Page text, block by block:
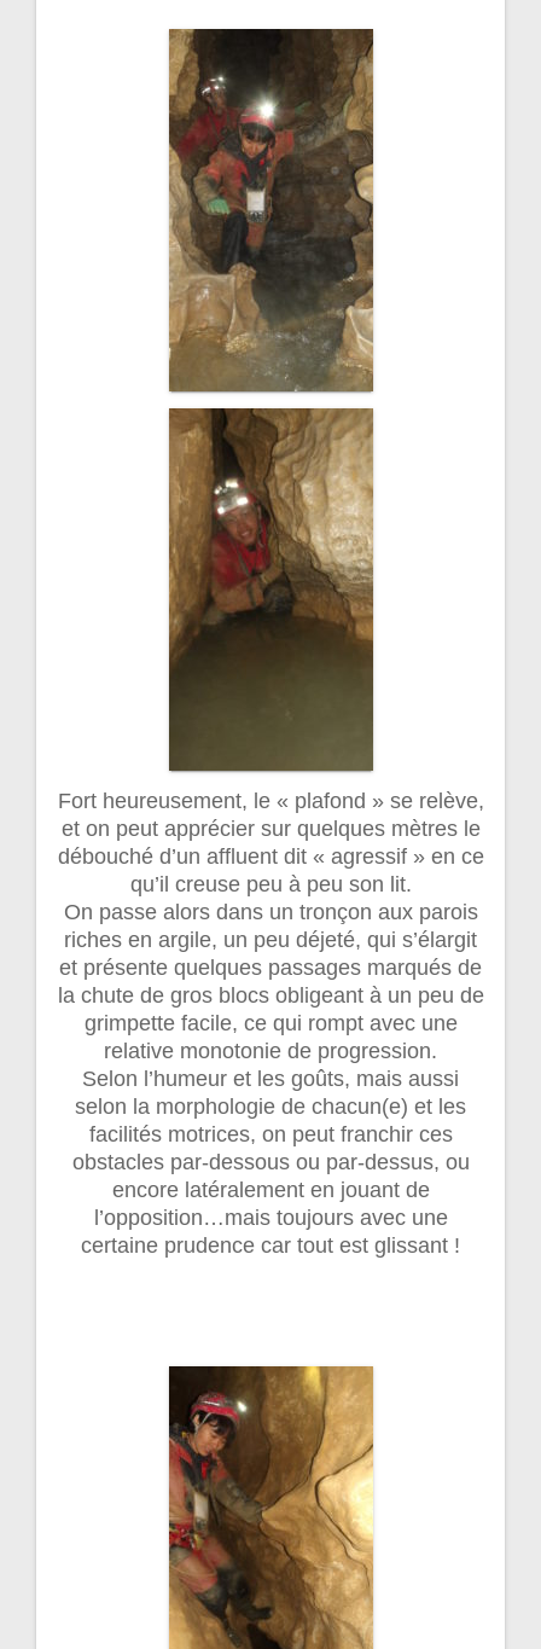
Fort heureusement, le « plafond » se relève,
et on peut apprécier sur quelques mètres le
débouché d’un affluent dit « agressif » en ce
qu’il creuse peu à peu son lit.
On passe alors dans un tronçon aux parois
riches en argile, un peu déjeté, qui s’élargit
et présente quelques passages marqués de
la chute de gros blocs obligeant à un peu de
grimpette facile, ce qui rompt avec une
relative monotonie de progression.
Selon l’humeur et les goûts, mais aussi
selon la morphologie de chacun(e) et les
facilités motrices, on peut franchir ces
obstacles par-dessous ou par-dessus, ou
encore latéralement en jouant de
l’opposition…mais toujours avec une
certaine prudence car tout est glissant !